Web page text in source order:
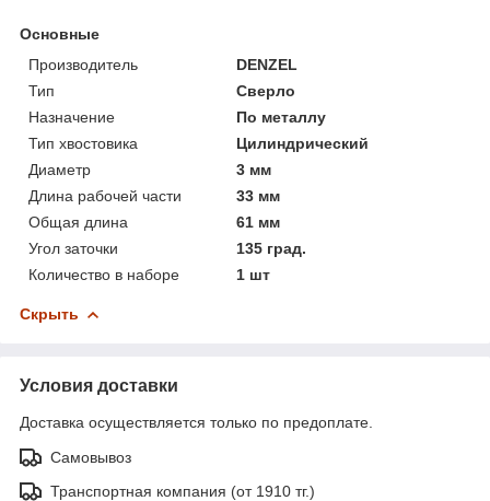
Основные
Производитель
DENZEL
Тип
Сверло
Назначение
По металлу
Тип хвостовика
Цилиндрический
Диаметр
3 мм
Длина рабочей части
33 мм
Общая длина
61 мм
Угол заточки
135 град.
Количество в наборе
1 шт
Скрыть
Условия доставки
Доставка осуществляется только по предоплате.
Самовывоз
Транспортная компания (от 1910 тг.)